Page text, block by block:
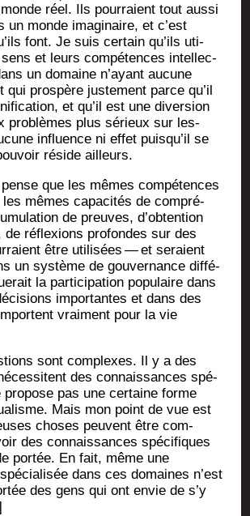
réel. Ils pour­raient tout aus­si
un monde ima­gi­naire, et c’est
font. Je suis cer­tain qu’ils uti­
sens et leurs com­pé­tences intel­lec­
un domaine n’ayant aucune
pros­père jus­te­ment parce qu’il
et qu’il est une diver­sion
pro­blèmes plus sérieux sur les­
influence ni effet puisqu’il se
réside ailleurs.
que les mêmes com­pé­tences
les mêmes capa­ci­tés de com­pré­
de preuves, d’obtention
de réflexions pro­fondes sur des
être uti­li­sées — et seraient
un sys­tème de gou­ver­nance dif­fé­
la par­ti­ci­pa­tion popu­laire dans
impor­tantes et dans des
vrai­ment pour la vie
sont com­plexes. Il y a des
des connais­sances spé­
pas une cer­taine forme
Mais mon point de vue est
choses peuvent être com­
des connais­sances spé­ci­fiques
por­tée. En fait, même une
dans ces domaines n’est
des gens qui ont envie de s’y